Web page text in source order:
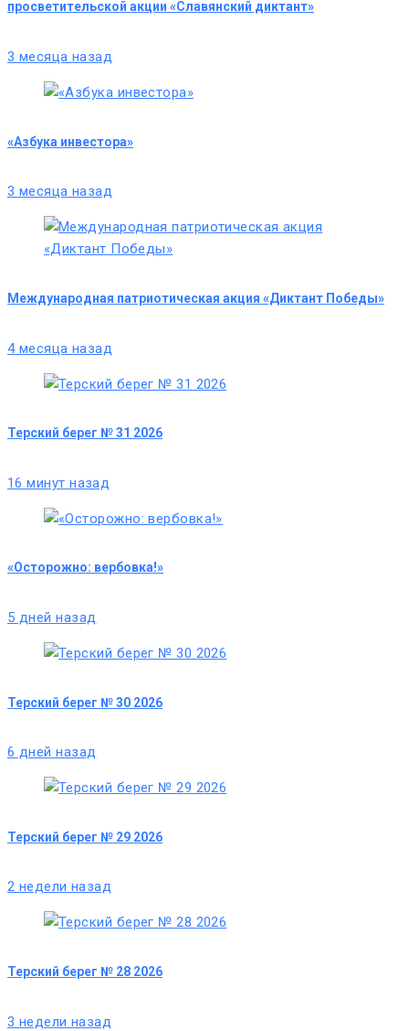
просветительской акции «Славянский диктант»
3 месяца назад
«Азбука инвестора»
3 месяца назад
Международная патриотическая акция «Диктант Победы»
4 месяца назад
Терский берег № 31 2026
16 минут назад
«Осторожно: вербовка!»
5 дней назад
Терский берег № 30 2026
6 дней назад
Терский берег № 29 2026
2 недели назад
Терский берег № 28 2026
3 недели назад